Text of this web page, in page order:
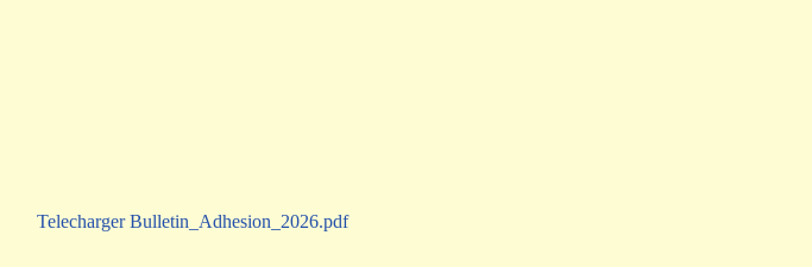
Telecharger Bulletin_Adhesion_2026.pdf